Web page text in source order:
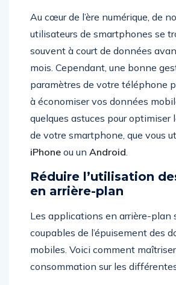
Au cœur de l’ère numérique, de
utilisateurs de smartphones se
souvent à court de données
mois. Cependant, une bonne
paramètres de votre téléphone
à économiser vos données
quelques astuces pour optimiser
de votre smartphone, que vous
iPhone ou un Android
Réduire l’utilisation
en arrière-plan
Les applications en arrière-plan
coupables de l’épuisement des
mobiles. Voici comment
consommation sur les